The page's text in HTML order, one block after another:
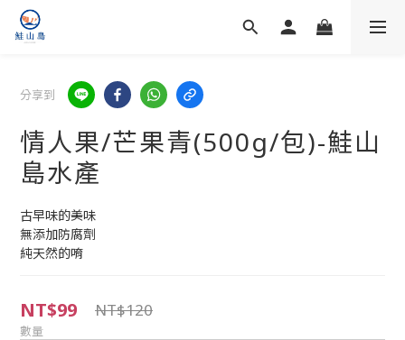
分享到
情人果/芒果青(500g/包)-鮭山
島水產
古早味的美味
無添加防腐劑
純天然的唷
NT$99 NT$120
數量